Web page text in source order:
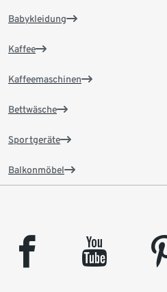
Babykleidung
Kaffee
Kaffeemaschinen
Bettwäsche
Sportgeräte
Balkonmöbel
facebook youtube